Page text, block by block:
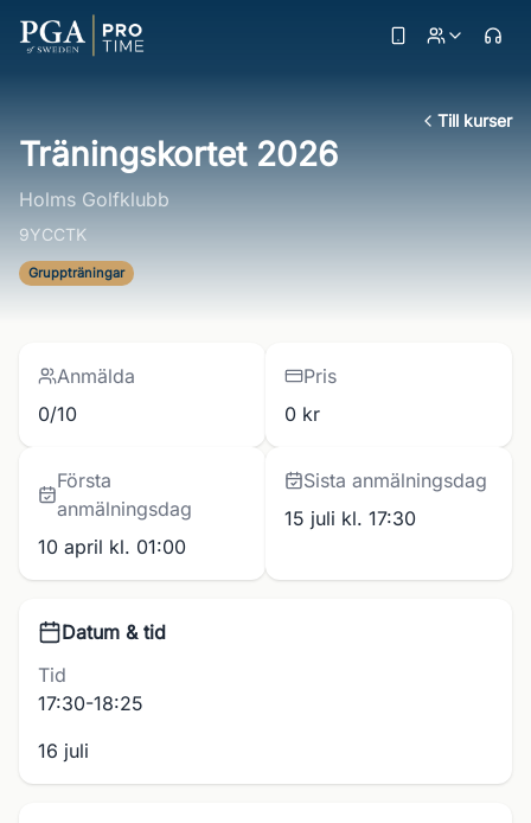
Till kurser
Träningskortet 2026
Holms Golfklubb
9YCCTK
Gruppträningar
Anmälda
0/10
Pris
0 kr
Första
anmälningsdag
10 april kl. 01:00
Sista anmälningsdag
15 juli kl. 17:30
Datum & tid
Tid
17:30-18:25
16 juli